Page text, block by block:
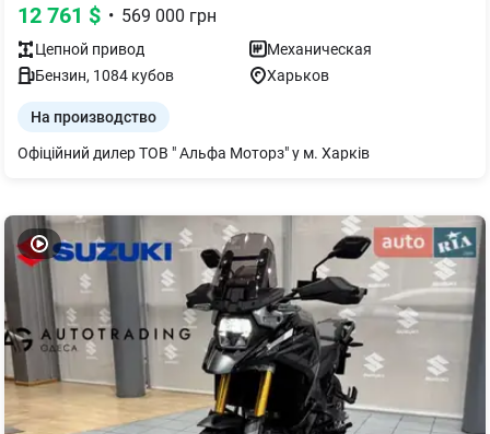
12 761 $ • 569 000 грн
Цепной привод
Механическая
Бензин, 1084 кубов Харьков
На производство
Офіційний дилер ТОВ " Альфа Моторз" у м. Харків